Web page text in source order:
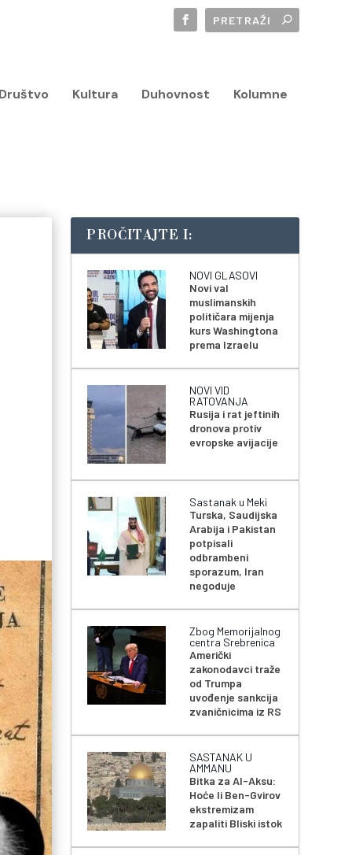
Kultura Duhovnost Kolumne
PROČITAJTE I:
NOVI GLASOVI
Novi val
muslimanskih
političara mijenja
kurs Washingtona
prema Izraelu
NOVI VID
RATOVANJA
Rusija i rat jeftinih
dronova protiv
evropske avijacije
Sastanak u Meki
Turska, Saudijska
Arabija i Pakistan
potpisali
odbrambeni
sporazum, Iran
negoduje
Zbog Memorijalnog
centra Srebrenica
Američki
zakonodavci traže
od Trumpa
uvođenje sankcija
zvaničnicima iz RS
SASTANAK U
AMMANU
Bitka za Al-Aksu:
Hoće li Ben-Gvirov
ekstremizam
zapaliti Bliski istok